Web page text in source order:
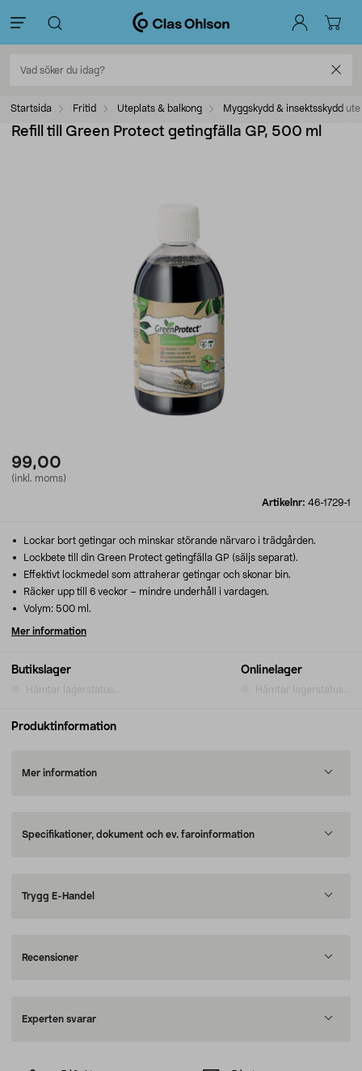
Startsida Fritid Uteplats & balkong Myggskydd & insektsskydd ute
Refill till Green Protect getingfälla GP, 500 ml
99,00
(inkl. moms)
Artikelnr: 46-1729-1
Butikslager
Hämtar lagerstatus...
Onlinelager
Hämtar lagerstatus...
Lockar bort getingar och minskar störande närvaro i trädgården.
Lockbete till din Green Protect getingfälla GP (säljs separat).
Effektivt lockmedel som attraherar getingar och skonar bin.
Räcker upp till 6 veckor – mindre underhåll i vardagen.
Volym: 500 ml.
Mer information
Produktinformation
Mer information
Specifikationer, dokument och ev. faroinformation
Trygg E-Handel
Recensioner
Experten svarar